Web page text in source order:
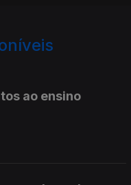
ao ensino